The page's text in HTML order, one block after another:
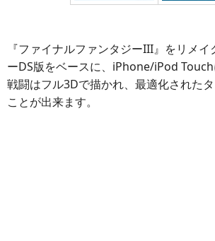
『ファイナルファンタジーIII』をリメ
ーDS版をベースに、iPhone/iPod
戦闘はフル3Dで描かれ、最適化された
ことが出来ます。